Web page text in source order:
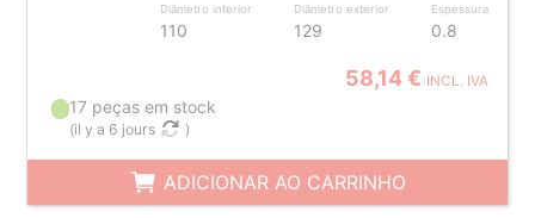
Diâmetro interior
110
Diâmetro exterior
129
Espessura
0.8
58,14 € INCL. IVA
17 peças em stock
(il y a 6 jours )
ADICIONAR AO CARRINHO